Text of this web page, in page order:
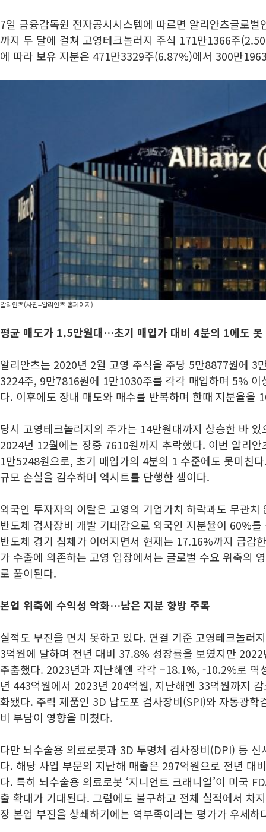
7일 금융감독원 전자공시시스템에 따르면 알리안츠글로
까지 두 달에 걸쳐 고영테크놀러지 주식 171만1366주
에 따라 보유 지분은 471만3329주(6.87%)에서 300만
알리안츠(사진=알리안츠 홈페이지)
평균 매도가 1.5만원대…초기 매입가 대비 4분의 1에도 못
알리안츠는 2020년 2월 고영 주식을 주당 5만8877원에 3
3224주, 9만7816원에 1만1030주를 각각 매입하며 5% 이
다. 이후에도 장내 매도와 매수를 반복하며 한때 지분율을
당시 고영테크놀러지의 주가는 14만원대까지 상승한 바
2024년 12월에는 장중 7610원까지 추락했다. 이번 알리
1만5248원으로, 초기 매입가의 4분의 1 수준에도 못미친
규모 손실을 감수하며 엑시트를 단행한 셈이다.
외국인 투자자의 이탈은 고영의 기업가치 하락과도 무관
반도체 검사장비 개발 기대감으로 외국인 지분율이 60%
반도체 경기 침체가 이어지면서 현재는 17.16%까지 급감
가 수출에 의존하는 고영 입장에서는 글로벌 수요 위축의
로 풀이된다.
본업 위축에 수익성 악화…남은 지분 향방 주목
실적도 부진을 면치 못하고 있다. 연결 기준 고영테크놀러
3억원에 달하며 전년 대비 37.8% 성장률을 보였지만
주춤했다. 2023년과 지난해엔 각각 –18.1%, -10.2%로 역
년 443억원에서 2023년 204억원, 지난해엔 33억원까지
화됐다. 주력 제품인 3D 납도포 검사장비(SPI)와 자동광학
비 부담이 영향을 미쳤다.
다만 뇌수술용 의료로봇과 3D 투명체 검사장비(DPI) 등
다. 해당 사업 부문의 지난해 매출은 297억원으로 전년 대
다. 특히 뇌수술용 의료로봇 ‘지니언트 크래니얼’이 미국
출 확대가 기대된다. 그럼에도 불구하고 전체 실적에서 차
장 본업 부진을 상쇄하기에는 역부족이라는 평가가 우세하